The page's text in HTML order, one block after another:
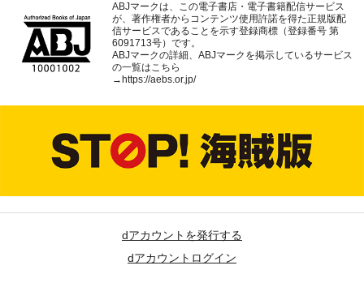
ABJマークは、この電子書店・電子書籍配信サービス
が、著作権者からコンテンツ使用許諾を得た正規版配
信サービスであることを示す登録商標（登録番号 第
6091713号）です。
ABJマークの詳細、ABJマークを掲示しているサービス
の一覧はこちら
→ https://aebs.or.jp/
dアカウントを発行する
dアカウントログイン